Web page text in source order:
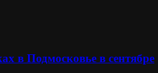
в Подмосковье в сентябре